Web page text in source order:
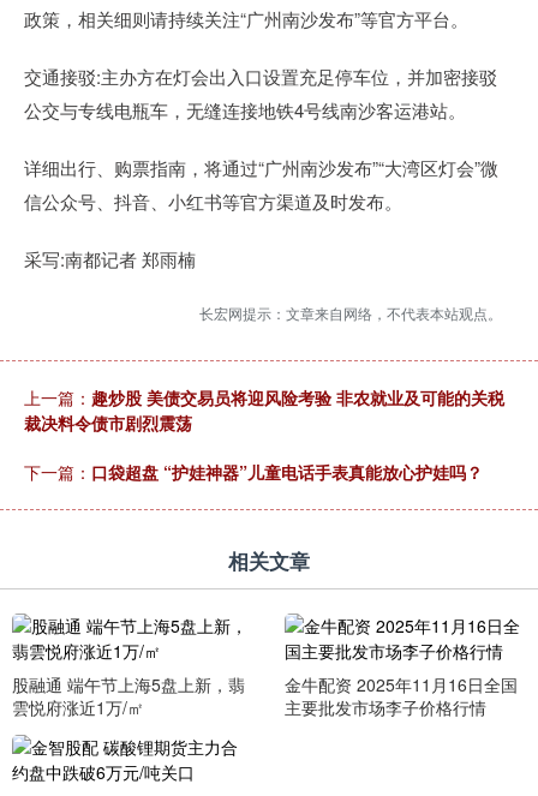
政策，相关细则请持续关注“广州南沙发布”等官方平台。
交通接驳:主办方在灯会出入口设置充足停车位，并加密接驳
公交与专线电瓶车，无缝连接地铁4号线南沙客运港站。
详细出行、购票指南，将通过“广州南沙发布”“大湾区灯会”微
信公众号、抖音、小红书等官方渠道及时发布。
采写:南都记者 郑雨楠
长宏网提示：文章来自网络，不代表本站观点。
上一篇： 趣炒股 美债交易员将迎风险考验 非农就业及可能的关税
裁决料令债市剧烈震荡
下一篇： 口袋超盘 “护娃神器”儿童电话手表真能放心护娃吗？
相关文章
股融通 端午节上海5盘上新，翡
雲悦府涨近1万/㎡
金牛配资 2025年11月16日全国
主要批发市场李子价格行情